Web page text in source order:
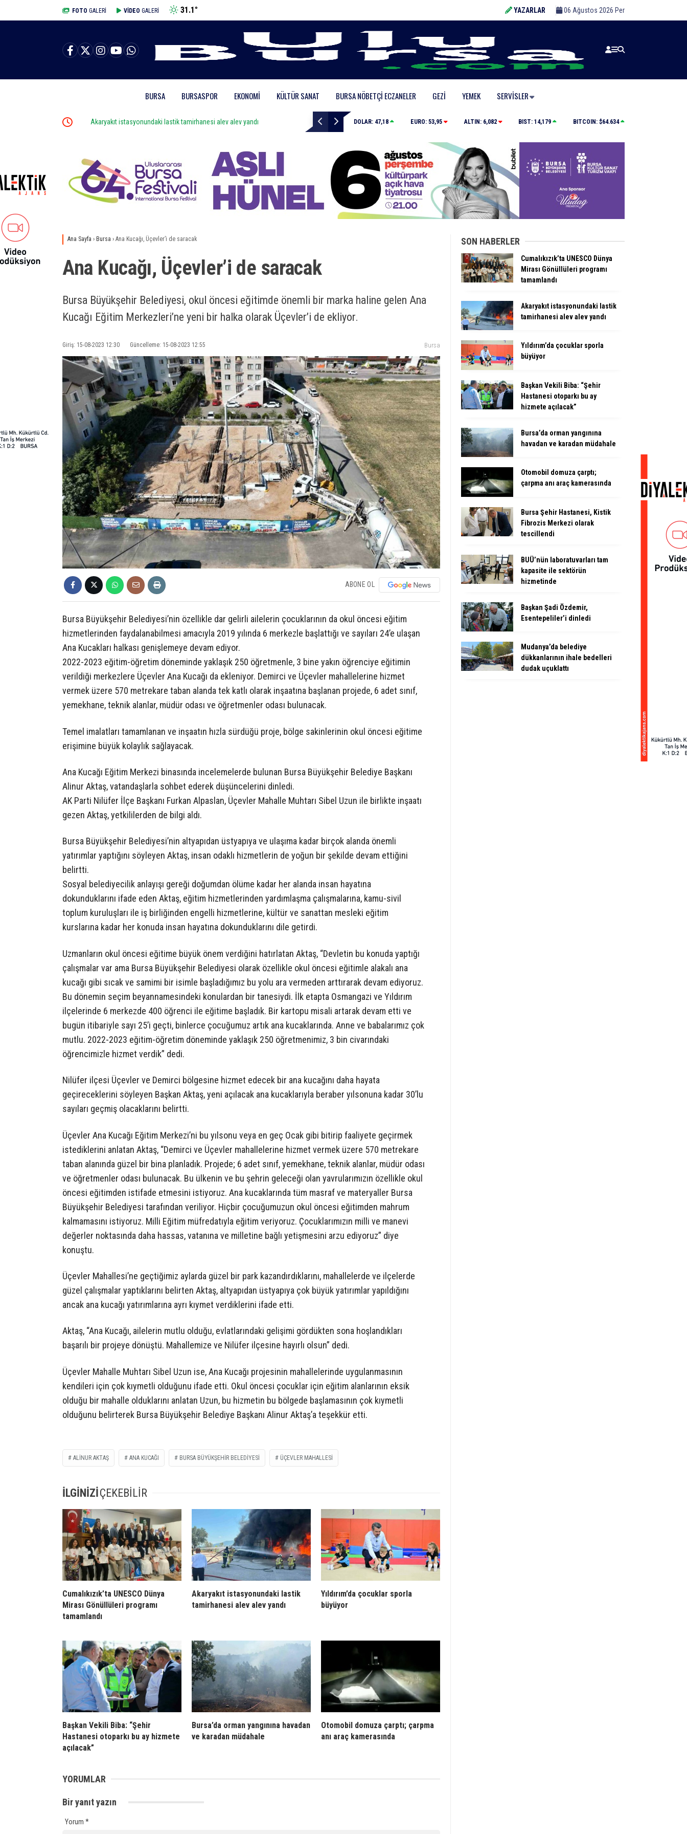
FOTO GALERİ VİDEO GALERİ 31.1° YAZARLAR 06 Ağustos 2026 Per
BURSA BURSASPOR EKONOMI KÜLTÜR SANAT BURSA NÖBETÇI ECZANELER GEZI YEMEK SERVISLER
Akaryakıt istasyonundaki lastik tamirhanesi alev alev yandı Yıldırım’da çocuklar sporla büyüyor Başkan Vekili Biba: “Şehir Hastanesi otoparkı bu ay
DOLAR: 47,18 EURO: 53,95 ALTIN: 6,082 BIST: 14,179 BITCOIN: $64.634
Ana Sayfa › Bursa › Ana Kucağı, Üçevler’i de saracak
Ana Kucağı, Üçevler’i de saracak
Bursa Büyükşehir Belediyesi, okul öncesi eğitimde önemli bir marka haline gelen Ana
Kucağı Eğitim Merkezleri’ne yeni bir halka olarak Üçevler’i de ekliyor.
Giriş: 15-08-2023 12:30 Güncelleme: 15-08-2023 12:55 Bursa
ABONE OL
Bursa Büyükşehir Belediyesi’nin özellikle dar gelirli ailelerin çocuklarının da okul öncesi eğitim
hizmetlerinden faydalanabilmesi amacıyla 2019 yılında 6 merkezle başlattığı ve sayıları 24’e ulaşan
Ana Kucakları halkası genişlemeye devam ediyor.
2022-2023 eğitim-öğretim döneminde yaklaşık 250 öğretmenle, 3 bine yakın öğrenciye eğitimin
verildiği merkezlere Üçevler Ana Kucağı da ekleniyor. Demirci ve Üçevler mahallelerine hizmet
vermek üzere 570 metrekare taban alanda tek katlı olarak inşaatına başlanan projede, 6 adet sınıf,
yemekhane, teknik alanlar, müdür odası ve öğretmenler odası bulunacak.
Temel imalatları tamamlanan ve inşaatın hızla sürdüğü proje, bölge sakinlerinin okul öncesi eğitime
erişimine büyük kolaylık sağlayacak.
Ana Kucağı Eğitim Merkezi binasında incelemelerde bulunan Bursa Büyükşehir Belediye Başkanı
Alinur Aktaş, vatandaşlarla sohbet ederek düşüncelerini dinledi.
AK Parti Nilüfer İlçe Başkanı Furkan Alpaslan, Üçevler Mahalle Muhtarı Sibel Uzun ile birlikte inşaatı
gezen Aktaş, yetkililerden de bilgi aldı.
Bursa Büyükşehir Belediyesi’nin altyapıdan üstyapıya ve ulaşıma kadar birçok alanda önemli
yatırımlar yaptığını söyleyen Aktaş, insan odaklı hizmetlerin de yoğun bir şekilde devam ettiğini
belirtti.
Sosyal belediyecilik anlayışı gereği doğumdan ölüme kadar her alanda insan hayatına
dokunduklarını ifade eden Aktaş, eğitim hizmetlerinden yardımlaşma çalışmalarına, kamu-sivil
toplum kuruluşları ile iş birliğinden engelli hizmetlerine, kültür ve sanattan mesleki eğitim
kurslarına kadar her konuda insan hayatına dokunduklarını dile getirdi.
Uzmanların okul öncesi eğitime büyük önem verdiğini hatırlatan Aktaş, “Devletin bu konuda yaptığı
çalışmalar var ama Bursa Büyükşehir Belediyesi olarak özellikle okul öncesi eğitimle alakalı ana
kucağı gibi sıcak ve samimi bir isimle başladığımız bu yolu ara vermeden arttırarak devam ediyoruz.
Bu dönemin seçim beyannamesindeki konulardan bir tanesiydi. İlk etapta Osmangazi ve Yıldırım
ilçelerinde 6 merkezde 400 öğrenci ile eğitime başladık. Bir kartopu misali artarak devam etti ve
bugün itibariyle sayı 25’i geçti, binlerce çocuğumuz artık ana kucaklarında. Anne ve babalarımız çok
mutlu. 2022-2023 eğitim-öğretim döneminde yaklaşık 250 öğretmenimiz, 3 bin civarındaki
öğrencimizle hizmet verdik” dedi.
Nilüfer ilçesi Üçevler ve Demirci bölgesine hizmet edecek bir ana kucağını daha hayata
geçireceklerini söyleyen Başkan Aktaş, yeni açılacak ana kucaklarıyla beraber yılsonuna kadar 30’lu
sayıları geçmiş olacaklarını belirtti.
Üçevler Ana Kucağı Eğitim Merkezi’ni bu yılsonu veya en geç Ocak gibi bitirip faaliyete geçirmek
istediklerini anlatan Aktaş, “Demirci ve Üçevler mahallelerine hizmet vermek üzere 570 metrekare
taban alanında güzel bir bina planladık. Projede; 6 adet sınıf, yemekhane, teknik alanlar, müdür odası
ve öğretmenler odası bulunacak. Bu ülkenin ve bu şehrin geleceği olan yavrularımızın özellikle okul
öncesi eğitimden istifade etmesini istiyoruz. Ana kucaklarında tüm masraf ve materyaller Bursa
Büyükşehir Belediyesi tarafından veriliyor. Hiçbir çocuğumuzun okul öncesi eğitimden mahrum
kalmamasını istiyoruz. Milli Eğitim müfredatıyla eğitim veriyoruz. Çocuklarımızın milli ve manevi
değerler noktasında daha hassas, vatanına ve milletine bağlı yetişmesini arzu ediyoruz” diye
konuştu.
Üçevler Mahallesi’ne geçtiğimiz aylarda güzel bir park kazandırdıklarını, mahallelerde ve ilçelerde
güzel çalışmalar yaptıklarını belirten Aktaş, altyapıdan üstyapıya çok büyük yatırımlar yapıldığını
ancak ana kucağı yatırımlarına ayrı kıymet verdiklerini ifade etti.
Aktaş, “Ana Kucağı, ailelerin mutlu olduğu, evlatlarındaki gelişimi gördükten sona hoşlandıkları
başarılı bir projeye dönüştü. Mahallemize ve Nilüfer ilçesine hayırlı olsun” dedi.
Üçevler Mahalle Muhtarı Sibel Uzun ise, Ana Kucağı projesinin mahallelerinde uygulanmasının
kendileri için çok kıymetli olduğunu ifade etti. Okul öncesi çocuklar için eğitim alanlarının eksik
olduğu bir mahalle olduklarını anlatan Uzun, bu hizmetin bu bölgede başlamasının çok kıymetli
olduğunu belirterek Bursa Büyükşehir Belediye Başkanı Alinur Aktaş’a teşekkür etti.
ALINUR AKTAŞ ANA KUCAĞI BURSA BÜYÜKŞEHIR BELEDIYESI ÜÇEVLER MAHALLESI
İLGİNİZİÇEKEBİLİR
Cumalıkızık’ta UNESCO Dünya
Mirası Gönüllüleri programı
tamamlandı
Akaryakıt istasyonundaki lastik
tamirhanesi alev alev yandı
Yıldırım’da çocuklar sporla
büyüyor
Başkan Vekili Biba: “Şehir
Hastanesi otoparkı bu ay hizmete
açılacak”
Bursa’da orman yangınına havadan
ve karadan müdahale
Otomobil domuza çarptı; çarpma
anı araç kamerasında
YORUMLAR
Bir yanıt yazın
Yorum *
SON HABERLER
Cumalıkızık’ta UNESCO Dünya
Mirası Gönüllüleri programı
tamamlandı
Akaryakıt istasyonundaki lastik
tamirhanesi alev alev yandı
Yıldırım’da çocuklar sporla
büyüyor
Başkan Vekili Biba: “Şehir
Hastanesi otoparkı bu ay
hizmete açılacak”
Bursa’da orman yangınına
havadan ve karadan müdahale
Otomobil domuza çarptı;
çarpma anı araç kamerasında
Bursa Şehir Hastanesi, Kistik
Fibrozis Merkezi olarak
tescillendi
BUÜ’nün laboratuvarları tam
kapasite ile sektörün
hizmetinde
Başkan Şadi Özdemir,
Esentepeliler’i dinledi
Mudanya’da belediye
dükkanlarının ihale bedelleri
dudak uçuklattı